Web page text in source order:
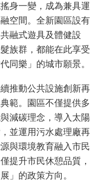
身一變，成為兼具運
空間。全新園區設有
融式遊具及體健設
族群，都能在此享受
同樂」的城市願景。
推動公共設施創新再
範。園區不僅提供多
減碳理念，導入太陽
並運用污水處理廠再
與環境教育融入市民
提升市民休憩品質，
」的政策方向。